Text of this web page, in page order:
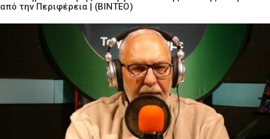
από την Περιφέρεια | (ΒΙΝΤΕΟ)